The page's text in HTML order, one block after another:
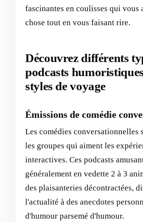
fascinantes en coulisses qui vous
chose tout en vous faisant rire.
Découvrez différents
podcasts
styles de voyage
Émissions de comédie
Les comédies conversationnelles
les groupes qui aiment les
interactives. Ces podcasts
généralement en vedette 2 à 3
des plaisanteries décontractées,
l'actualité à des anecdotes
d'humour parsemé d'humour.